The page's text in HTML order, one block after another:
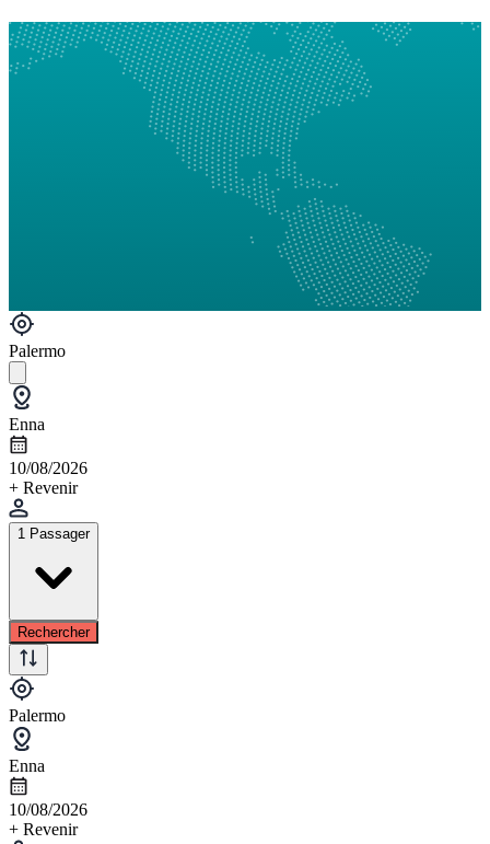
Palermo
Enna
10/08/2026
+ Revenir
1 Passager
Rechercher
Palermo
Enna
10/08/2026
+ Revenir